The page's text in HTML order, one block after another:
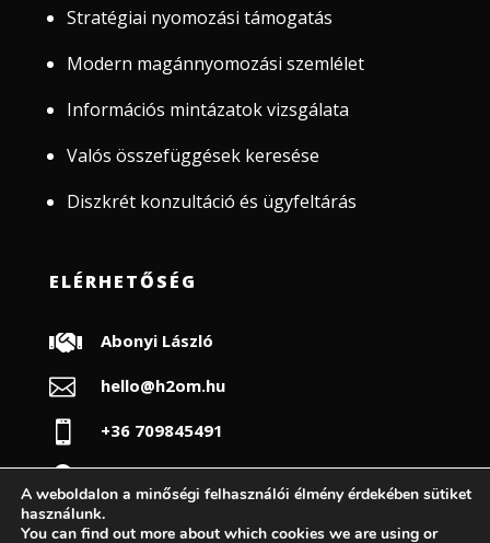
Stratégiai nyomozási támogatás
Modern magánnyomozási szemlélet
Információs mintázatok vizsgálata
Valós összefüggések keresése
Diszkrét konzultáció és ügyfeltárás
ELÉRHETŐSÉG
 Abonyi László
 hello@h2om.hu
 +36 709845491
 Budapest
A weboldalon a minőségi felhasználói élmény érdekében sütiket
használunk.
You can find out more about which cookies we are using or